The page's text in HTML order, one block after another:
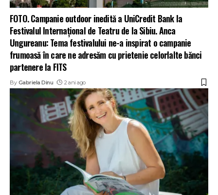
FOTO. Campanie outdoor inedită a UniCredit Bank la
Festivalul Internațional de Teatru de la Sibiu. Anca
Ungureanu: Tema festivalului ne-a inspirat o campanie
frumoasă în care ne adresăm cu prietenie celorlalte bănci
partenere la FITS
By Gabriela Dinu 2 ani ago